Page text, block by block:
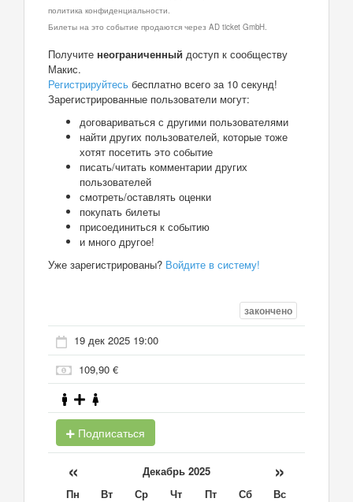
политика конфиденциальности.
Билеты на это событие продаются через AD ticket GmbH.
Получите неограниченный доступ к сообществу
Макис.
Регистрируйтесь бесплатно всего за 10 секунд!
Зарегистрированные пользователи могут:
договариваться с другими пользователями
найти других пользователей, которые тоже
хотят посетить это событие
писать/читать комментарии других
пользователей
смотреть/оставлять оценки
покупать билеты
присоединиться к событию
и много другое!
Уже зарегистрированы? Войдите в систему!
закончено
19 дек 2025 19:00
109,90 €
Подписаться
« Декабрь 2025 »
Пн Вт Ср Чт Пт Сб
Вс